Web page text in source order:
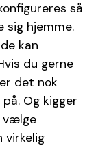
så
sig hjemme.
kan
du gerne
det nok
Og kigger
vælge
virkelig